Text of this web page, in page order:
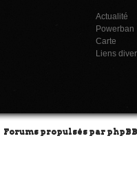
Actualité
Powerban
Carte
Liens
Forums propulsés par phpBB